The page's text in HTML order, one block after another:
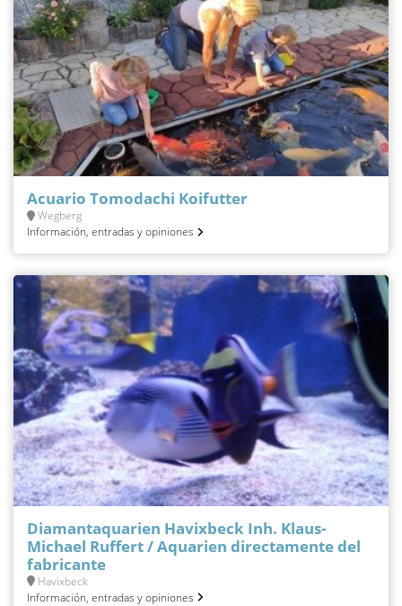
Acuario Tomodachi Koifutter
Wegberg
Información, entradas y opiniones
Diamantaquarien Havixbeck Inh. Klaus-
Michael Ruffert / Aquarien directamente del
fabricante
Havixbeck
Información, entradas y opiniones